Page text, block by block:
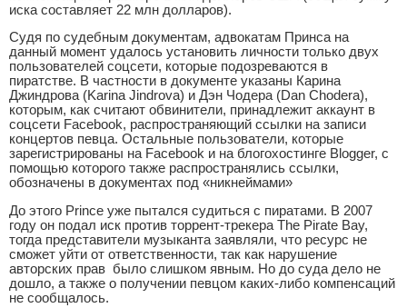
иска составляет 22 млн долларов).
Судя по судебным документам, адвокатам Принса на
данный момент удалось установить личности только двух
пользователей соцсети, которые подозреваются в
пиратстве. В частности в документе указаны Карина
Джиндрова (Karina Jindrova) и Дэн Чодера (Dan Chodera),
которым, как считают обвинители, принадлежит аккаунт в
соцсети Facebook, распространяющий ссылки на записи
концертов певца. Остальные пользователи, которые
зарегистрированы на Facebook и на блогохостинге Blogger, с
помощью которого также распространялись ссылки,
обозначены в документах под «никнеймами»
До этого Prince уже пытался судиться с пиратами. В 2007
году он подал иск против торрент-трекера The Pirate Bay,
тогда представители музыканта заявляли, что ресурс не
сможет уйти от ответственности, так как нарушение
авторских прав было слишком явным. Но до суда дело не
дошло, а также о получении певцом каких-либо компенсаций
не сообщалось.